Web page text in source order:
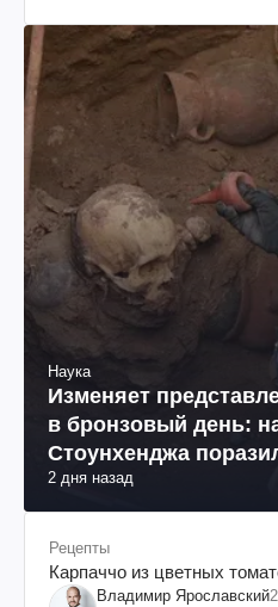
Наука
Изменяет
в бронзовый день:
Стоунхенджа
2 дня назад
Рецепты
Карпаччо из цветных
Владимир Ярославский